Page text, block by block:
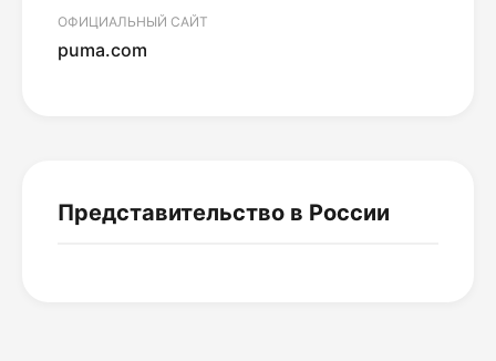
ОФИЦИАЛЬНЫЙ САЙТ
puma.com
Представительство в России